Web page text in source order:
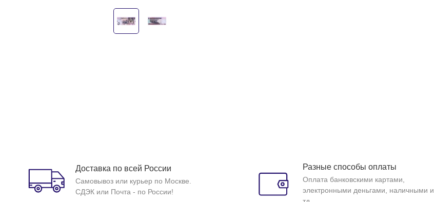
Доставка по всей России
Самовывоз или курьер по Москве.
СДЭК или Почта - по России!
Разные способы оплаты
Оплата банковскими картами,
электронными деньгами, наличными и